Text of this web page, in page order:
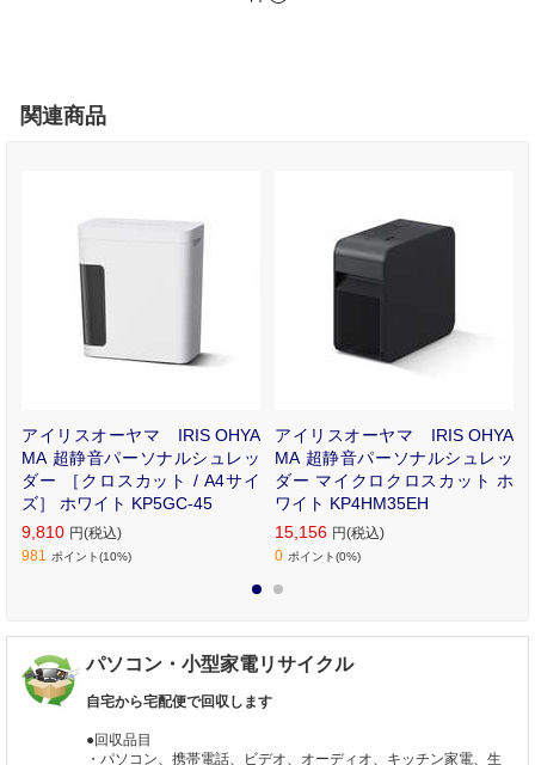
関連商品
アイリスオーヤマ IRIS OHYA
MA 超静音パーソナルシュレッ
ダー ［クロスカット / A4サイ
ズ］ ホワイト KP5GC-45
9,810 円(税込)
981 ポイント(10%)
アイリスオーヤマ IRIS OHYA
MA 超静音パーソナルシュレッ
ダー マイクロクロスカット ホ
ワイト KP4HM35EH
15,156 円(税込)
0 ポイント(0%)
パソコン・小型家電リサイクル
自宅から宅配便で回収します
●回収品目
・パソコン、携帯電話、ビデオ、オーディオ、キッチン家電、生